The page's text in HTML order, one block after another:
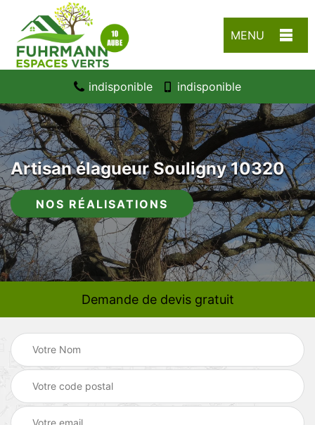
MENU
indisponible indisponible
Artisan élagueur Souligny 10320
NOS RÉALISATIONS
Demande de devis gratuit